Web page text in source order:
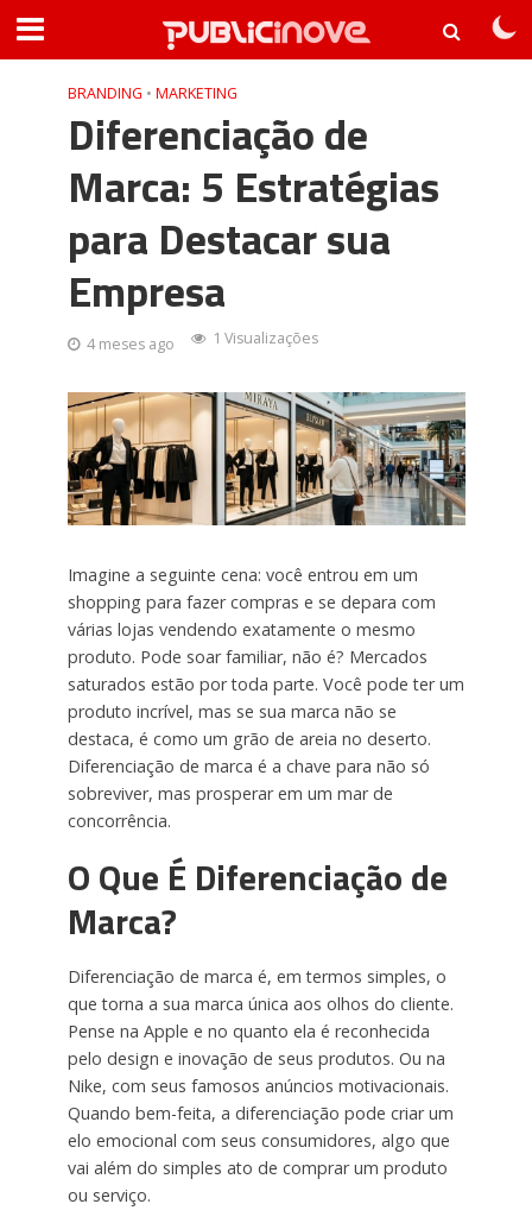
BRANDING • MARKETING
Diferenciação de
Marca: 5 Estratégias
para Destacar sua
Empresa
4 meses ago 1 Visualizações
Imagine a seguinte cena: você entrou em um
shopping para fazer compras e se depara com
várias lojas vendendo exatamente o mesmo
produto. Pode soar familiar, não é? Mercados
saturados estão por toda parte. Você pode ter um
produto incrível, mas se sua marca não se
destaca, é como um grão de areia no deserto.
Diferenciação de marca é a chave para não só
sobreviver, mas prosperar em um mar de
concorrência.
O Que É Diferenciação de
Marca?
Diferenciação de marca é, em termos simples, o
que torna a sua marca única aos olhos do cliente.
Pense na Apple e no quanto ela é reconhecida
pelo design e inovação de seus produtos. Ou na
Nike, com seus famosos anúncios motivacionais.
Quando bem-feita, a diferenciação pode criar um
elo emocional com seus consumidores, algo que
vai além do simples ato de comprar um produto
ou serviço.